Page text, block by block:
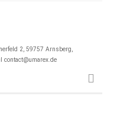
2, 59757 Arnsberg,
contact@umarex.de